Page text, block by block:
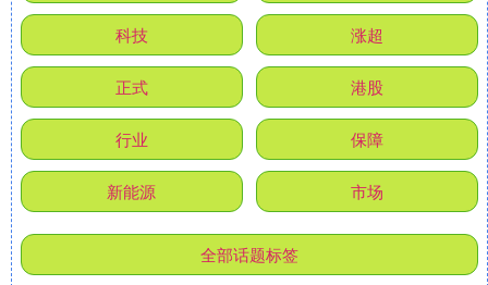
科技 涨超
正式 港股
行业 保障
新能源 市场
全部话题标签